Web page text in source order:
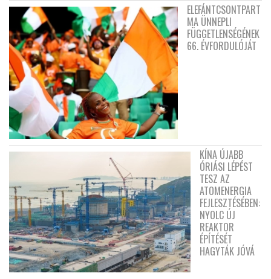
ELEFÁNTCSONTPART
MA ÜNNEPLI
FÜGGETLENSÉGÉNEK
66. ÉVFORDULÓJÁT
KÍNA ÚJABB
ÓRIÁSI LÉPÉST
TESZ AZ
ATOMENERGIA
FEJLESZTÉSÉBEN:
NYOLC ÚJ
REAKTOR
ÉPÍTÉSÉT
HAGYTÁK JÓVÁ